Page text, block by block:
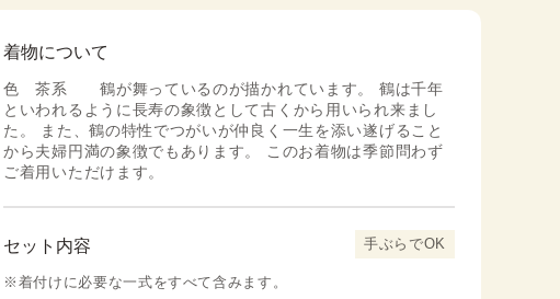
着物について
色 茶系 鶴が舞っているのが描かれています。 鶴は千年
といわれるように長寿の象徴として古くから用いられ来まし
た。 また、鶴の特性でつがいが仲良く一生を添い遂げること
から夫婦円満の象徴でもあります。 このお着物は季節問わず
ご着用いただけます。
セット内容 手ぶらでOK
※着付けに必要な一式をすべて含みます。